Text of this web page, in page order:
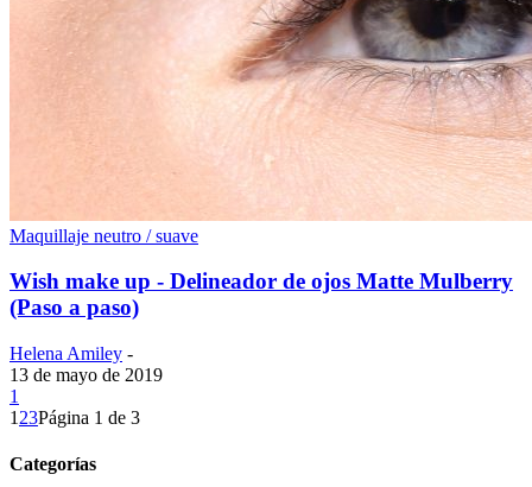
Maquillaje neutro / suave
Wish make up - Delineador de ojos Matte Mulberry
(Paso a paso)
Helena Amiley -
13 de mayo de 2019
1
1 23Página 1 de 3
Categorías